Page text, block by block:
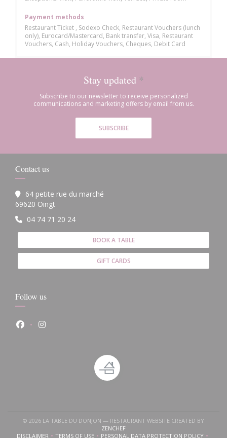
Payment methods
Restaurant Ticket , Sodexo Check, Restaurant Vouchers (lunch
only), Eurocard/Mastercard, Bank transfer, Visa, Restaurant
Vouchers, Cash, Holiday Vouchers, Cheques, Debit Card
Stay updated *
Subscribe to our newsletter to receive personalized
communications and marketing offers by email from us.
SUBSCRIBE
Contact us
64 petite rue du marché
69620 Oingt
04 74 71 20 24
BOOK A TABLE
GIFT CARDS
Follow us
Facebook ((opens in a new window))
Instagram ((opens in a new window))
© 2026 LA TABLE DU DONJON — RESTAURANT WEBSITE CREATED BY
ZENCHEF((OPENS IN A NEW WINDOW))
DISCLAIMER
TERMS OF USE PERSONAL DATA PROTECTION POLICY